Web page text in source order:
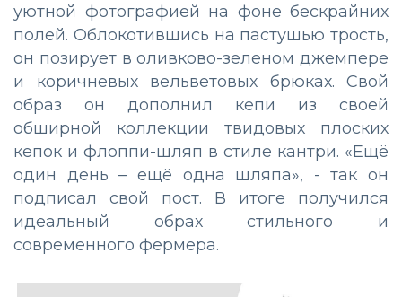
уютной фотографией на фоне бескрайних
полей. Облокотившись на пастушью трость,
он позирует в оливково-зеленом джемпере
и коричневых вельветовых брюках. Свой
образ он дополнил кепи из своей
обширной коллекции твидовых плоских
кепок и флоппи-шляп в стиле кантри. «Ещё
один день – ещё одна шляпа», - так он
подписал свой пост. В итоге получился
идеальный обрах стильного и
современного фермера.